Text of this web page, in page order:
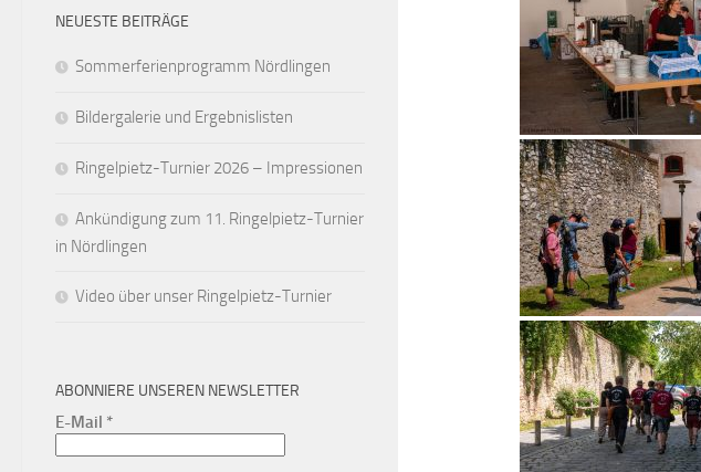
NEUESTE BEITRÄGE
Sommerferienprogramm Nördlingen
Bildergalerie und Ergebnislisten
Ringelpietz-Turnier 2026 – Impressionen
Ankündigung zum 11. Ringelpietz-Turnier
in Nördlingen
Video über unser Ringelpietz-Turnier
ABONNIERE UNSEREN NEWSLETTER
E-Mail *